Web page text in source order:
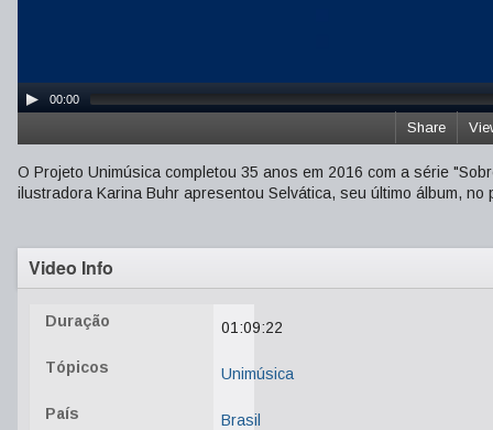
00:00
Share
O Projeto Unimúsica completou 35 anos em 2016 com a série
ilustradora Karina Buhr apresentou Selvática, seu último álbum, no
Video Info
Duração 01:09:22
Tópicos Unimúsica
País Brasil